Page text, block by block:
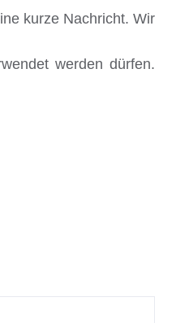
kurze Nachricht. Wir
werden dürfen.